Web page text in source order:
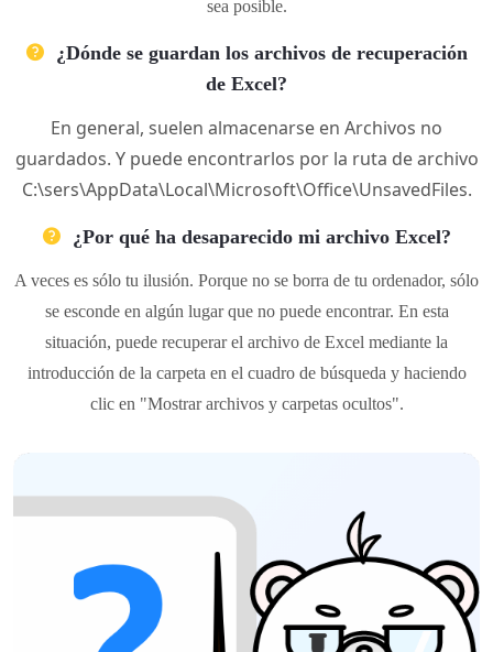
sea posible.
¿Dónde se guardan los archivos de recuperación
de Excel?
En general, suelen almacenarse en Archivos no
guardados. Y puede encontrarlos por la ruta de archivo
C:\sers\AppData\Local\Microsoft\Office\UnsavedFiles.
¿Por qué ha desaparecido mi archivo Excel?
A veces es sólo tu ilusión. Porque no se borra de tu ordenador, sólo
se esconde en algún lugar que no puede encontrar. En esta
situación, puede recuperar el archivo de Excel mediante la
introducción de la carpeta en el cuadro de búsqueda y haciendo
clic en "Mostrar archivos y carpetas ocultos".